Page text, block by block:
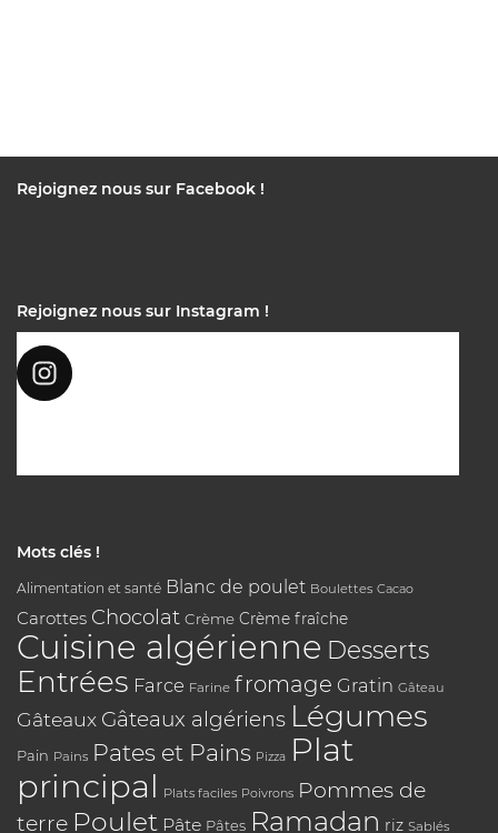
Rejoignez nous sur Facebook !
Rejoignez nous sur Instagram !
Mots clés !
Alimentation et santé Blanc de poulet Boulettes Cacao
Carottes Chocolat Crème Crème fraîche
Cuisine algérienne Desserts
Entrées Farce Farine fromage Gratin Gâteau
Gâteaux Gâteaux algériens Légumes
Pain Pains Pates et Pains Pizza Plat
principal Plats faciles Poivrons Pommes de
terre Poulet Pâte Pâtes Ramadan riz Sablés